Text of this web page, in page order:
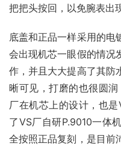
把把头按回，以免腕表出
底盖和正品一样采用的电
会出现机芯一眼假的情况
作，并且大大提高了其防
晰可见，打磨的也很圆
厂在机芯上的设计，也
了VS厂自研P.9010一体
全按照正品复刻，是目前